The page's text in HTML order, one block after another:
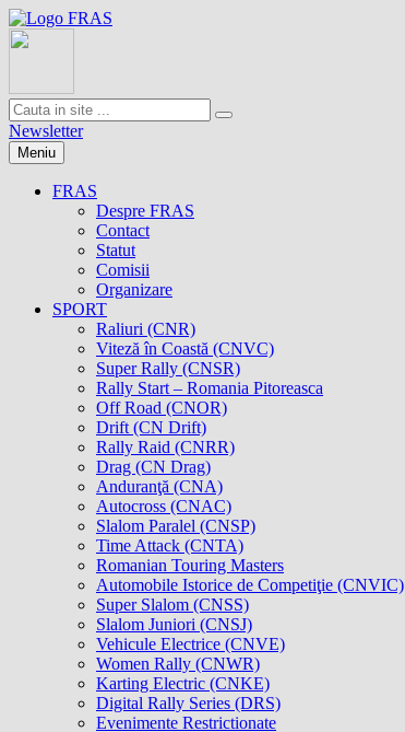
Newsletter
Meniu
FRAS
Despre FRAS
Contact
Statut
Comisii
Organizare
SPORT
Raliuri (CNR)
Viteză în Coastă (CNVC)
Super Rally (CNSR)
Rally Start – Romania Pitoreasca
Off Road (CNOR)
Drift (CN Drift)
Rally Raid (CNRR)
Drag (CN Drag)
Anduranţă (CNA)
Autocross (CNAC)
Slalom Paralel (CNSP)
Time Attack (CNTA)
Romanian Touring Masters
Automobile Istorice de Competiţie (CNVIC)
Super Slalom (CNSS)
Slalom Juniori (CNSJ)
Vehicule Electrice (CNVE)
Women Rally (CNWR)
Karting Electric (CNKE)
Digital Rally Series (DRS)
Evenimente Restrictionate